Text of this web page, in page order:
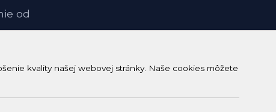
kvality našej webovej stránky. Naše cookies môžete
od